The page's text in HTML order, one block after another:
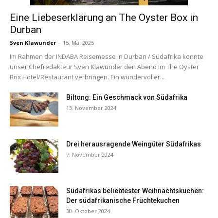
Eine Liebeserklärung an The Oyster Box in
Durban
Sven Klawunder - 15. Mai 2025
Im Rahmen der INDABA Reisemesse in Durban / Südafrika konnte
unser Chefredakteur Sven Klawunder den Abend im The Oyster
Box Hotel/Restaurant verbringen. Ein wundervoller...
Biltong: Ein Geschmack von Südafrika
13. November 2024
Drei herausragende Weingüter Südafrikas
7. November 2024
Südafrikas beliebtester Weihnachtskuchen:
Der südafrikanische Früchtekuchen
30. Oktober 2024